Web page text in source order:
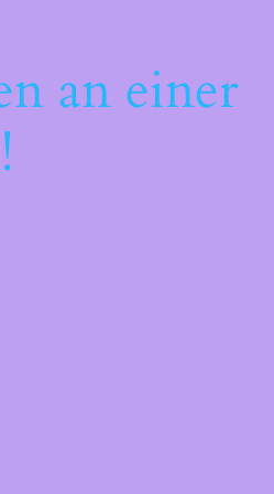
an einer